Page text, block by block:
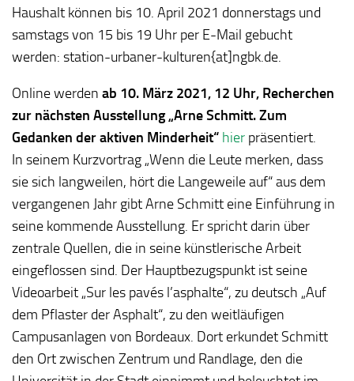
Haushalt können bis 10. April 2021 donnerstags und
samstags von 15 bis 19 Uhr per E-Mail gebucht
werden: station-urbaner-kulturen{at]ngbk.de.
Online werden ab 10. März 2021, 12 Uhr, Recherchen
zur nächsten Ausstellung „Arne Schmitt. Zum
Gedanken der aktiven Minderheit“ hier präsentiert.
In seinem Kurzvortrag „Wenn die Leute merken, dass
sie sich langweilen, hört die Langeweile auf“ aus dem
vergangenen Jahr gibt Arne Schmitt eine Einführung in
seine kommende Ausstellung. Er spricht darin über
zentrale Quellen, die in seine künstlerische Arbeit
eingeflossen sind. Der Hauptbezugspunkt ist seine
Videoarbeit „Sur les pavés l’asphalte“, zu deutsch „Auf
dem Pflaster der Asphalt“, zu den weitläufigen
Campusanlagen von Bordeaux. Dort erkundet Schmitt
den Ort zwischen Zentrum und Randlage, den die